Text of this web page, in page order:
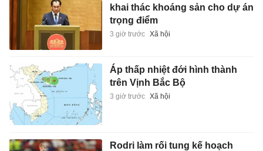
khai thác khoáng sản cho dự án
trọng điểm
3 giờ trước Xã hội
Áp thấp nhiệt đới hình thành
trên Vịnh Bắc Bộ
3 giờ trước Xã hội
Rodri làm rối tung kế hoạch